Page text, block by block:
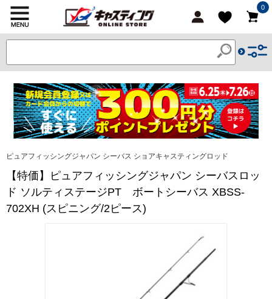
0
ピュアフィッシングジャパン シーバス ショアキャスティングロッド
【特価】ピュアフィッシングジャパン シーバスロッ
ド ソルティステージPT ボートシーバス XBSS-
702XH (スピニング/2ピース)